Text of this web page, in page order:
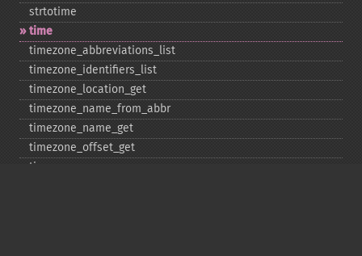
strtotime
time
timezone_​abbreviations_​list
timezone_​identifiers_​list
timezone_​location_​get
timezone_​name_​from_​abbr
timezone_​name_​get
timezone_​offset_​get
timezone_​open